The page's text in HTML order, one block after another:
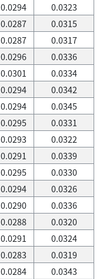
0.0294
0.0323
0.0287
0.0315
0.0287
0.0317
0.0296
0.0336
0.0301
0.0334
0.0294
0.0342
0.0294
0.0345
0.0295
0.0331
0.0293
0.0322
0.0291
0.0339
0.0295
0.0330
0.0294
0.0326
0.0290
0.0336
0.0288
0.0320
0.0291
0.0324
0.0283
0.0319
0.0284
0.0343